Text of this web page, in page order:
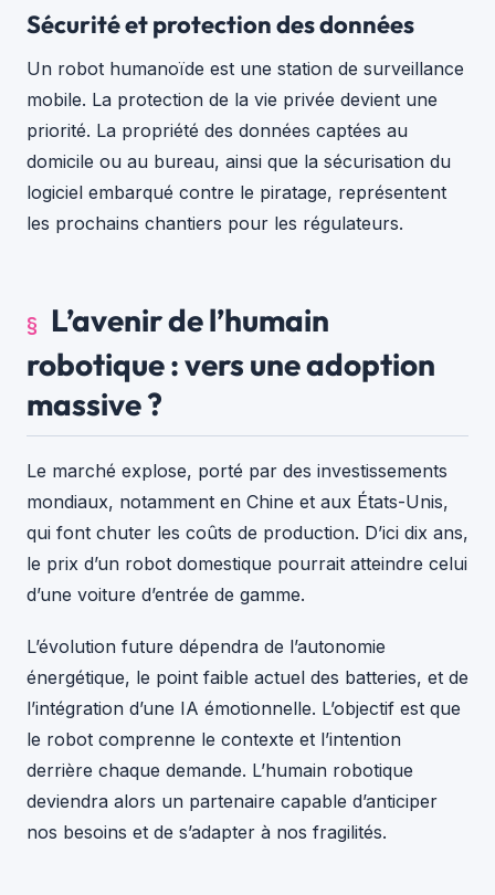
Sécurité et protection des données
Un robot humanoïde est une station de surveillance
mobile. La protection de la vie privée devient une
priorité. La propriété des données captées au
domicile ou au bureau, ainsi que la sécurisation du
logiciel embarqué contre le piratage, représentent
les prochains chantiers pour les régulateurs.
L’avenir de l’humain
robotique : vers une adoption
massive ?
Le marché explose, porté par des investissements
mondiaux, notamment en Chine et aux États-Unis,
qui font chuter les coûts de production. D’ici dix ans,
le prix d’un robot domestique pourrait atteindre celui
d’une voiture d’entrée de gamme.
L’évolution future dépendra de l’autonomie
énergétique, le point faible actuel des batteries, et de
l’intégration d’une IA émotionnelle. L’objectif est que
le robot comprenne le contexte et l’intention
derrière chaque demande. L’humain robotique
deviendra alors un partenaire capable d’anticiper
nos besoins et de s’adapter à nos fragilités.